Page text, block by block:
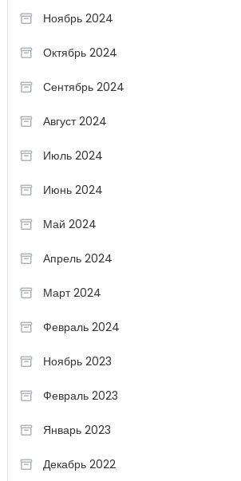
Ноябрь 2024
Октябрь 2024
Сентябрь 2024
Август 2024
Июль 2024
Июнь 2024
Май 2024
Апрель 2024
Март 2024
Февраль 2024
Ноябрь 2023
Февраль 2023
Январь 2023
Декабрь 2022